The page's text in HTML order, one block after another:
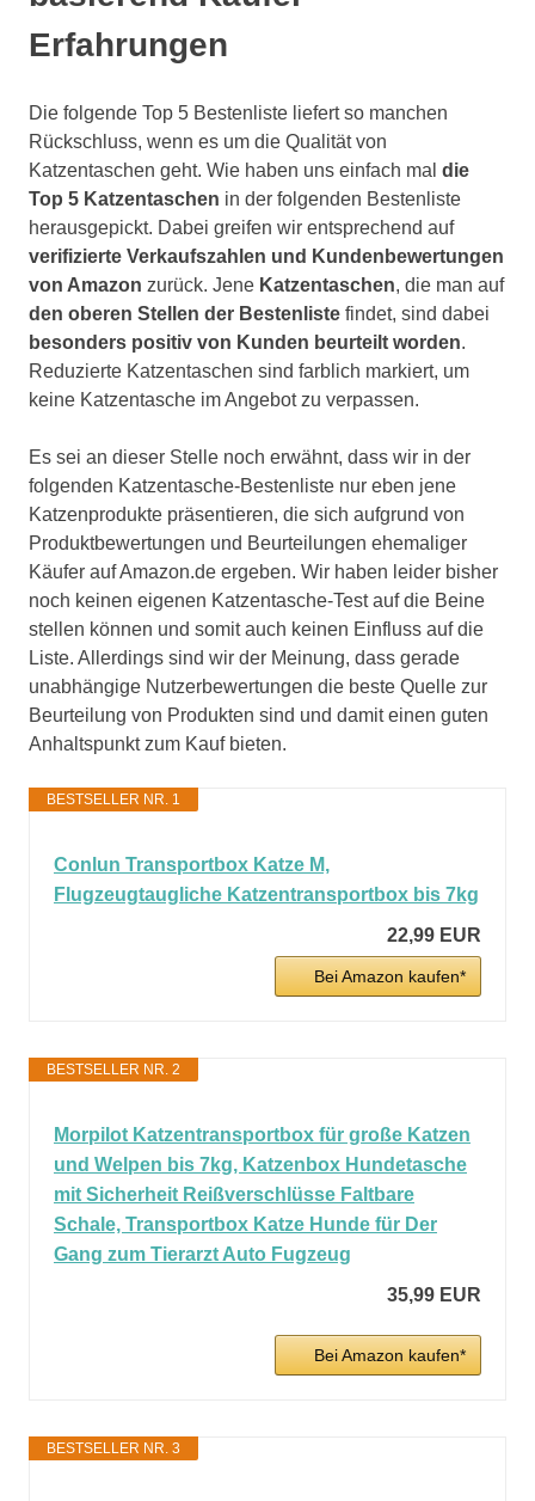
Erfahrungen
Die folgende Top 5 Bestenliste liefert so manchen
Rückschluss, wenn es um die Qualität von
Katzentaschen geht. Wie haben uns einfach mal die
Top 5 Katzentaschen in der folgenden Bestenliste
herausgepickt. Dabei greifen wir entsprechend auf
verifizierte Verkaufszahlen und Kundenbewertungen
von Amazon zurück. Jene Katzentaschen, die man auf
den oberen Stellen der Bestenliste findet, sind dabei
besonders positiv von Kunden beurteilt worden.
Reduzierte Katzentaschen sind farblich markiert, um
keine Katzentasche im Angebot zu verpassen.
Es sei an dieser Stelle noch erwähnt, dass wir in der
folgenden Katzentasche-Bestenliste nur eben jene
Katzenprodukte präsentieren, die sich aufgrund von
Produktbewertungen und Beurteilungen ehemaliger
Käufer auf Amazon.de ergeben. Wir haben leider bisher
noch keinen eigenen Katzentasche-Test auf die Beine
stellen können und somit auch keinen Einfluss auf die
Liste. Allerdings sind wir der Meinung, dass gerade
unabhängige Nutzerbewertungen die beste Quelle zur
Beurteilung von Produkten sind und damit einen guten
Anhaltspunkt zum Kauf bieten.
BESTSELLER NR. 1
Conlun Transportbox Katze M,
Flugzeugtaugliche Katzentransportbox bis 7kg
22,99 EUR
Bei Amazon kaufen*
BESTSELLER NR. 2
Morpilot Katzentransportbox für große Katzen
und Welpen bis 7kg, Katzenbox Hundetasche
mit Sicherheit Reißverschlüsse Faltbare
Schale, Transportbox Katze Hunde für Der
Gang zum Tierarzt Auto Fugzeug
35,99 EUR
Bei Amazon kaufen*
BESTSELLER NR. 3